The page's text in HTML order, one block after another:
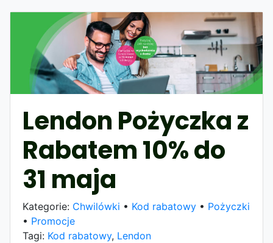
Lendon Pożyczka z
Rabatem 10% do
31 maja
Kategorie: Chwilówki • Kod rabatowy • Pożyczki
• Promocje
Tagi: Kod rabatowy, Lendon